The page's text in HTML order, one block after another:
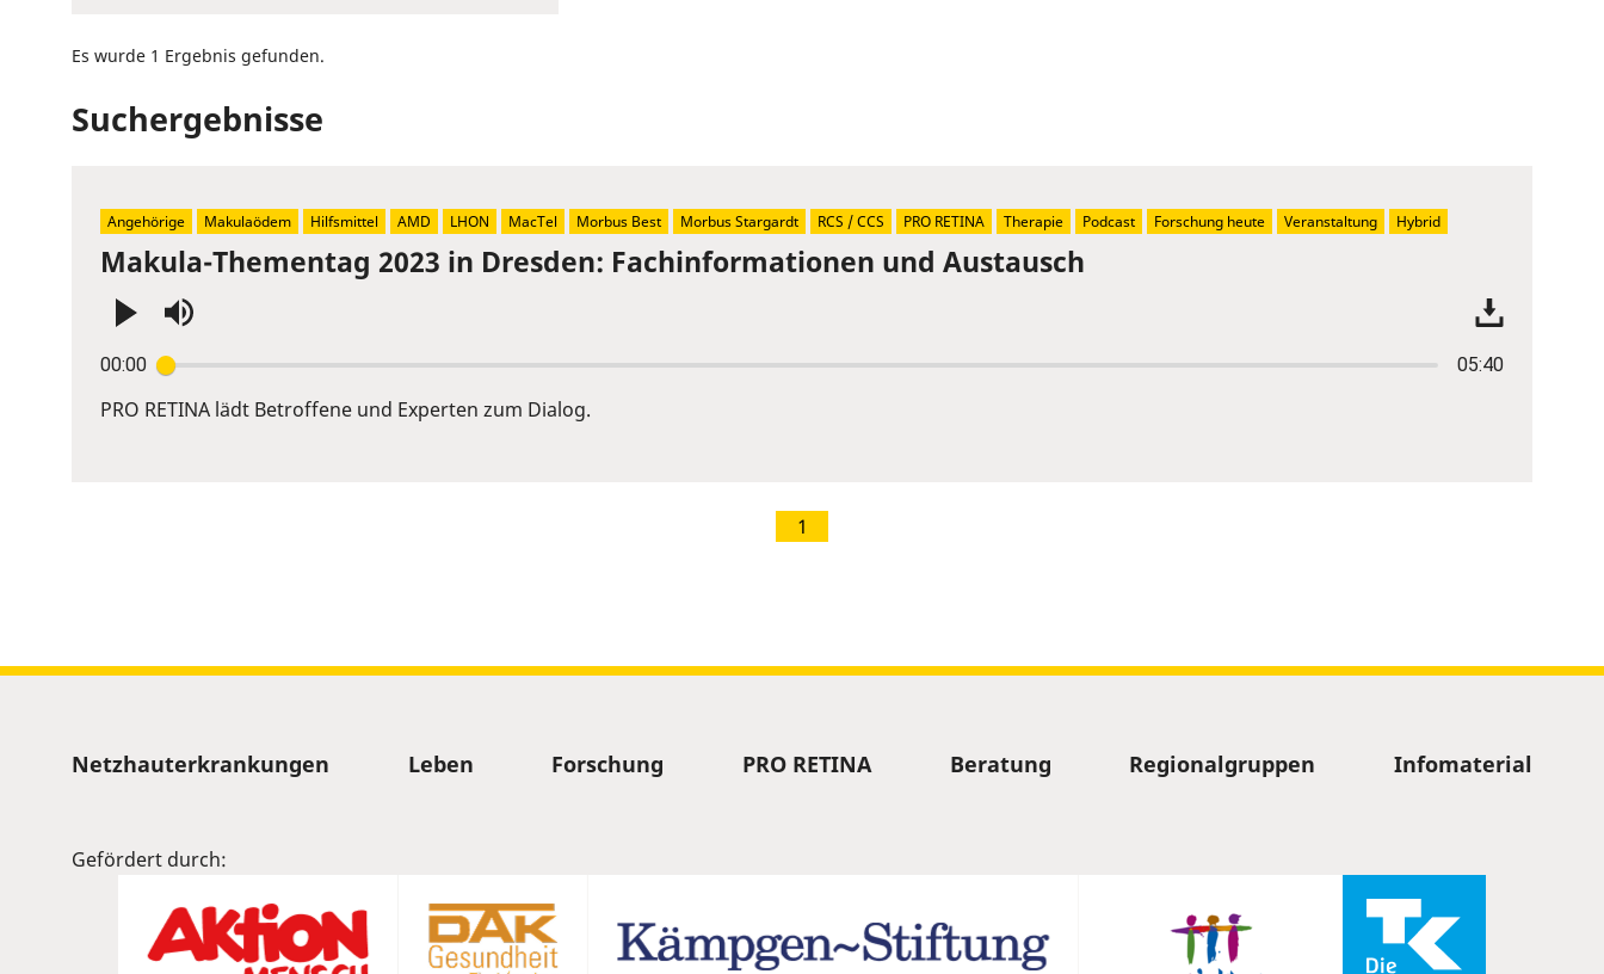
Es wurde 1 Ergebnis gefunden.
Suchergebnisse
Makula-Thementag 2023 in Dresden: Fachinformationen und Austausch
00:00 05:40
Enter
or
PRO RETINA lädt Betroffene und Experten zum Dialog.
Angehörige Makulaödem Hilfsmittel AMD LHON MacTel Morbus Best Morbus Stargardt RCS / CCS PRO RETINA Therapie Podcast Forschung heute Veranstaltung Hybrid
1
Sitemap
Netzhauterkrankungen Leben Forschung PRO RETINA Beratung Regionalgruppen Infomaterial
Gefördert durch: